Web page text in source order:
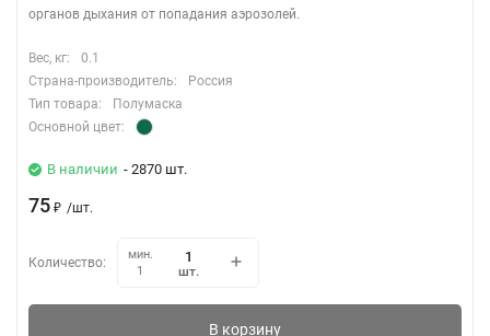
органов дыхания от попадания аэрозолей.
Вес, кг:
0.1
Страна-производитель:
Россия
Тип товара:
Полумаска
Основной цвет:
В наличии - 2870 шт.
75 ₽ /шт.
Количество:
мин.
1
шт.
В корзину